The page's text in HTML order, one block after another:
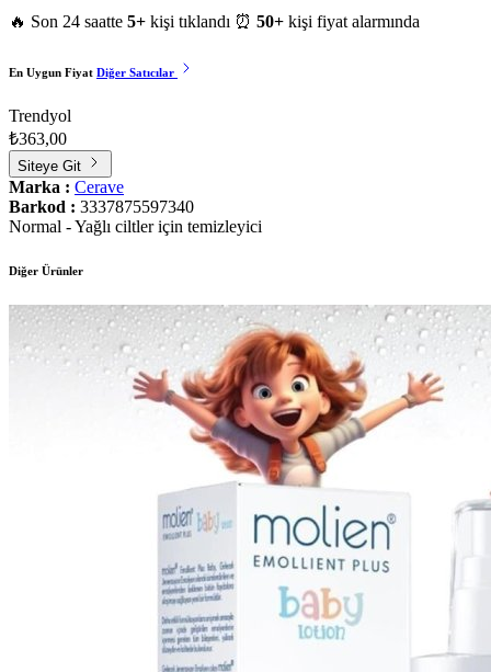
🔥 Son 24 saatte 5+ kişi tıklandı ⏰ 50+ kişi fiyat alarmında
En Uygun Fiyat Diğer Satıcılar
Trendyol
₺363,00
Siteye Git
Marka : Cerave
Barkod : 3337875597340
Normal - Yağlı ciltler için temizleyici
Diğer Ürünler